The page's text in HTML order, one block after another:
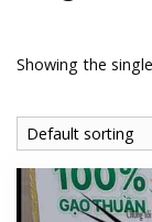
Showing the